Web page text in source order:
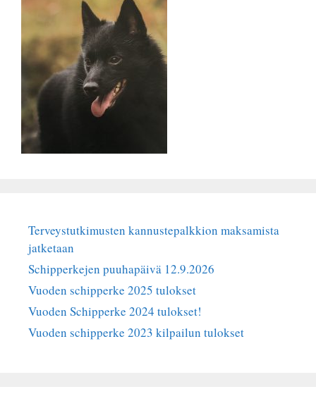
Terveystutkimusten kannustepalkkion maksamista
jatketaan
Schipperkejen puuhapäivä 12.9.2026
Vuoden schipperke 2025 tulokset
Vuoden Schipperke 2024 tulokset!
Vuoden schipperke 2023 kilpailun tulokset